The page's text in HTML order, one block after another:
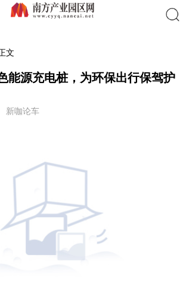
文
能源充电桩，为环保出行保驾护
新咖论车